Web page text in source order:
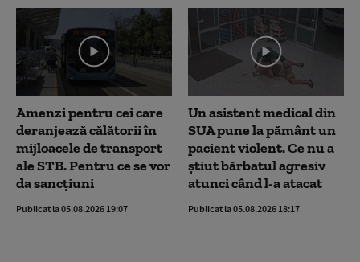
Amenzi pentru cei care
deranjează călătorii în
mijloacele de transport
ale STB. Pentru ce se vor
da sancțiuni
Publicat la 05.08.2026 19:07
Un asistent medical din
SUA pune la pământ un
pacient violent. Ce nu a
știut bărbatul agresiv
atunci când l-a atacat
Publicat la 05.08.2026 18:17